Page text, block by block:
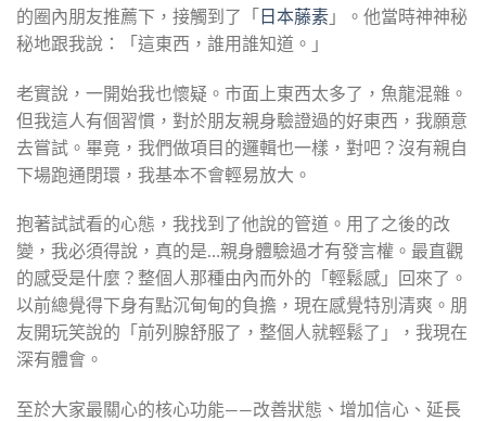
的圈內朋友推薦下，接觸到了「 日本藤素 」。他當時神神秘
秘地跟我說：「這東西，誰用誰知道。」
老實說，一開始我也懷疑。市面上東西太多了，魚龍混雜。
但我這人有個習慣，對於朋友親身驗證過的好東西，我願意
去嘗試。畢竟，我們做項目的邏輯也一樣，對吧？沒有親自
下場跑通閉環，我基本不會輕易放大。
抱著試試看的心態，我找到了他說的管道。用了之後的改
變，我必須得說，真的是…親身體驗過才有發言權。最直觀
的感受是什麼？整個人那種由內而外的「輕鬆感」回來了。
以前總覺得下身有點沉甸甸的負擔，現在感覺特別清爽。朋
友開玩笑說的「前列腺舒服了，整個人就輕鬆了」，我現在
深有體會。
至於大家最關心的核心功能——改善狀態、增加信心、延長